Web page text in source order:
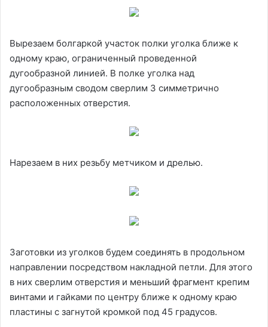
Вырезаем болгаркой участок полки уголка ближе к
одному краю, ограниченный проведенной
дугообразной линией. В полке уголка над
дугообразным сводом сверлим 3 симметрично
расположенных отверстия.
Нарезаем в них резьбу метчиком и дрелью.
Заготовки из уголков будем соединять в продольном
направлении посредством накладной петли. Для этого
в них сверлим отверстия и меньший фрагмент крепим
винтами и гайками по центру ближе к одному краю
пластины с загнутой кромкой под 45 градусов.